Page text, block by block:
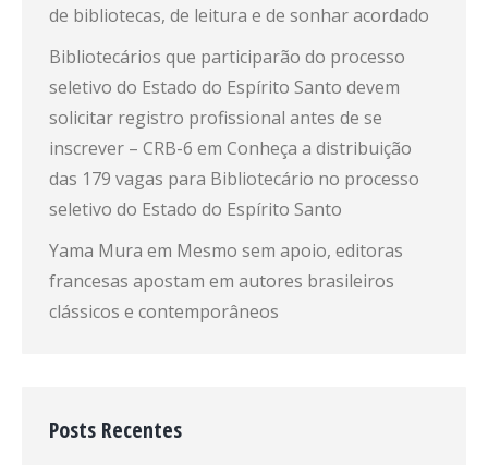
de bibliotecas, de leitura e de sonhar acordado
Bibliotecários que participarão do processo
seletivo do Estado do Espírito Santo devem
solicitar registro profissional antes de se
inscrever – CRB-6 em Conheça a distribuição
das 179 vagas para Bibliotecário no processo
seletivo do Estado do Espírito Santo
Yama Mura em Mesmo sem apoio, editoras
francesas apostam em autores brasileiros
clássicos e contemporâneos
Posts Recentes